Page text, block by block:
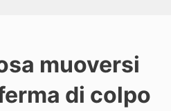
muoversi
di colpo